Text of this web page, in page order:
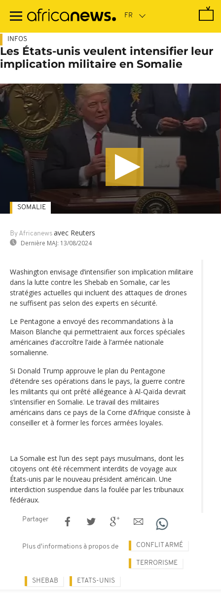
contenu
INFOS
Les États-unis veulent intensifier leur
implication militaire en Somalie
By Africanews avec Reuters
Dernière MAJ: 13/08/2024
SOMALIE
Washington envisage d’intensifier son implication militaire
dans la lutte contre les Shebab en Somalie, car les
stratégies actuelles qui incluent des attaques de drones
ne suffisent pas selon des experts en sécurité.
Le Pentagone a envoyé des recommandations à la
Maison Blanche qui permettraient aux forces spéciales
américaines d’accroître l’aide à l’armée nationale
somalienne.
Si Donald Trump approuve le plan du Pentagone
d‘étendre ses opérations dans le pays, la guerre contre
les militants qui ont prêté allégeance à Al-Qaïda devrait
s’intensifier en Somalie. Le travail des militaires
américains dans ce pays de la Corne d’Afrique consiste à
conseiller et à former les forces armées loyales.
La Somalie est l’un des sept pays musulmans, dont les
citoyens ont été récemment interdits de voyage aux
États-unis par le nouveau président américain. Une
interdiction suspendue dans la foulée par les tribunaux
fédéraux.
Partager
Plus d'informations à propos de CONFLIT ARMÉ
TERRORISME
SHEBAB ETATS-UNIS